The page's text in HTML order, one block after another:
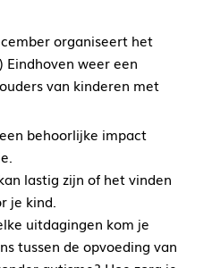
organiseert het
Eindhoven weer een
van kinderen met
behoorlijke impact
lastig zijn of het vinden
je kind.
uitdagingen kom je
tussen de opvoeding van